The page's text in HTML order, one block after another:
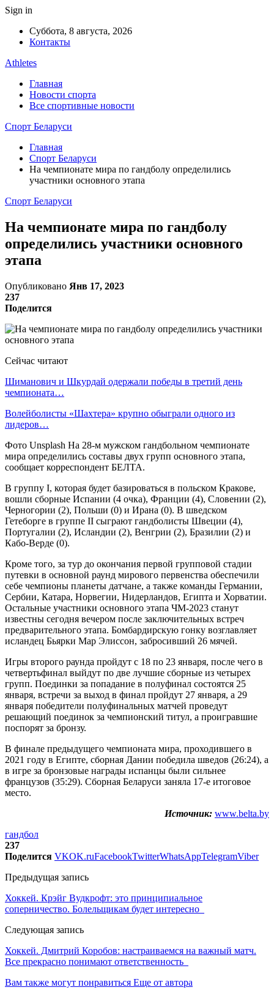
Sign in
Суббота, 8 августа, 2026
Контакты
Athletes
Главная
Новости спорта
Все спортивные новости
Спорт Беларуси
Главная
Спорт Беларуси
На чемпионате мира по гандболу определились
участники основного этапа
Спорт Беларуси
На чемпионате мира по гандболу
определились участники основного
этапа
Опубликовано Янв 17, 2023
237
Поделится
Сейчас читают
Шиманович и Шкурдай одержали победы в третий день
чемпионата…
Волейболисты «Шахтера» крупно обыграли одного из
лидеров…
Фото Unsplash На 28-м мужском гандбольном чемпионате
мира определились составы двух групп основного этапа,
сообщает корреспондент БЕЛТА.
В группу I, которая будет базироваться в польском Кракове,
вошли сборные Испании (4 очка), Франции (4), Словении (2),
Черногории (2), Польши (0) и Ирана (0). В шведском
Гетеборге в группе II сыграют гандболисты Швеции (4),
Португалии (2), Исландии (2), Венгрии (2), Бразилии (2) и
Кабо-Верде (0).
Кроме того, за тур до окончания первой групповой стадии
путевки в основной раунд мирового первенства обеспечили
себе чемпионы планеты датчане, а также команды Германии,
Сербии, Катара, Норвегии, Нидерландов, Египта и Хорватии.
Остальные участники основного этапа ЧМ-2023 станут
известны сегодня вечером после заключительных встреч
предварительного этапа. Бомбардирскую гонку возглавляет
исландец Бьярки Мар Элиссон, забросивший 26 мячей.
Игры второго раунда пройдут с 18 по 23 января, после чего в
четвертьфинал выйдут по две лучшие сборные из четырех
групп. Поединки за попадание в полуфинал состоятся 25
января, встречи за выход в финал пройдут 27 января, а 29
января победители полуфинальных матчей проведут
решающий поединок за чемпионский титул, а проигравшие
поспорят за бронзу.
В финале предыдущего чемпионата мира, проходившего в
2021 году в Египте, сборная Дании победила шведов (26:24), а
в игре за бронзовые награды испанцы были сильнее
французов (35:29). Сборная Беларуси заняла 17-е итоговое
место.
Источник: www.belta.by
гандбол
237
Поделится VKOK.ruFacebookTwitterWhatsAppTelegramViber
Предыдущая запись
Хоккей. Крэйг Вудкрофт: это принципиальное
соперничество. Болельщикам будет интересно
Следующая запись
Хоккей. Дмитрий Коробов: настраиваемся на важный матч.
Все прекрасно понимают ответственность
Вам также могут понравиться Еще от автора